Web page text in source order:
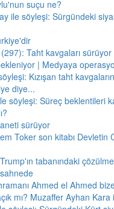
suçu ne?
ile söyleşi: Sürgündeki
(297): Taht kavgaları
| Medyaya
Kızışan taht
diye...
söyleşi: Süreç beklentileri
sürüyor
Toker son kitabı Devletin
tabanındaki
Ahmed el Ahmed
mı? Muzaffer Ayhan